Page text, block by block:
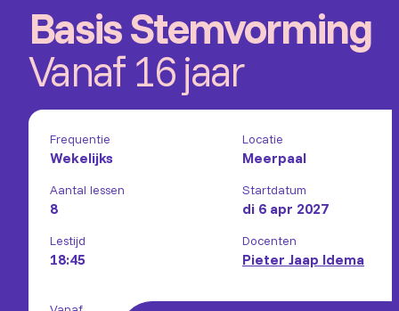
Basis Stemvorming
Vanaf 16 jaar
Frequentie
Wekelijks
Locatie
Meerpaal
Aantal lessen
8
Startdatum
di 6 apr 2027
Lestijd
18:45
Docenten
Pieter Jaap Idema